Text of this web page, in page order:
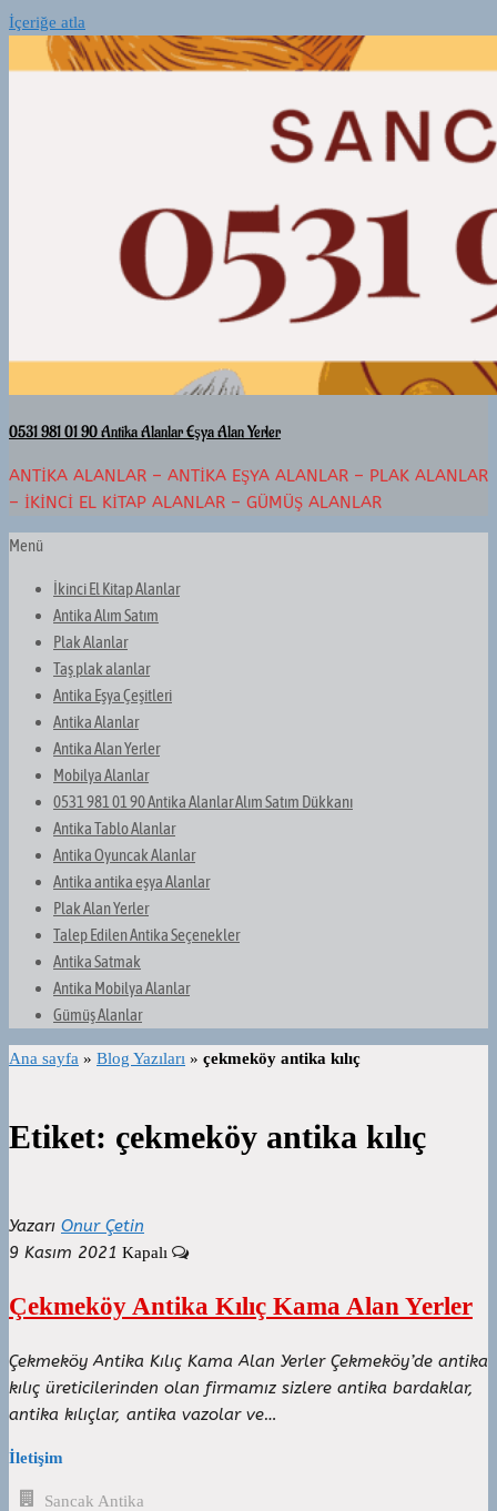
İçeriğe atla
0531 981 01 90 Antika Alanlar Eşya Alan Yerler
ANTIKA ALANLAR – ANTIKA EŞYA ALANLAR – PLAK ALANLAR
– İKINCI EL KITAP ALANLAR – GÜMÜŞ ALANLAR
Menü
İkinci El Kitap Alanlar
Antika Alım Satım
Plak Alanlar
Taş plak alanlar
Antika Eşya Çeşitleri
Antika Alanlar
Antika Alan Yerler
Mobilya Alanlar
0531 981 01 90 Antika Alanlar Alım Satım Dükkanı
Antika Tablo Alanlar
Antika Oyuncak Alanlar
Antika antika eşya Alanlar
Plak Alan Yerler
Talep Edilen Antika Seçenekler
Antika Satmak
Antika Mobilya Alanlar
Gümüş Alanlar
Ana sayfa » Blog Yazıları » çekmeköy antika kılıç
Etiket: çekmeköy antika kılıç
Yazarı Onur Çetin
9 Kasım 2021 Kapalı
Çekmeköy Antika Kılıç Kama Alan Yerler
Çekmeköy Antika Kılıç Kama Alan Yerler Çekmeköy’de antika
kılıç üreticilerinden olan firmamız sizlere antika bardaklar,
antika kılıçlar, antika vazolar ve…
İletişim
Sancak Antika